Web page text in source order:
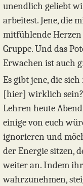
unendlich geliebt
arbeitest. Jene, die
mitfühlende
Gruppe. Und das
Erwachen ist auch
Es gibt jene, die
[hier] wirklich sein?
Lehren heute
einige von euch
ignorieren und
der Energie sitzen,
weiter an. Indem
wahrzunehmen,